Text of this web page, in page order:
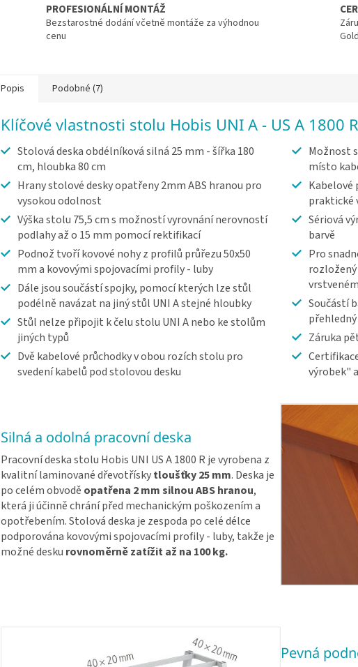
PROFESIONÁLNÍ MONTÁŽ
Bezstarostné dodání včetně montáže za výhodnou
cenu
Popis Podobné (7)
Klíčové vlastnosti stolu Hobis UNI A - US A 1800 R
Stolová deska obdélníková silná 25 mm - šířka 180
cm, hloubka 80 cm
Hrany stolové desky opatřeny 2mm ABS hranou pro
vysokou odolnost
Výška stolu 75,5 cm s možností vyrovnání nerovností
podlahy až o 15 mm pomocí rektifikací
Podnož tvoří kovové nohy z profilů průřezu 50x50
mm a kovovými spojovacími profily - luby
Dále jsou součástí spojky, pomocí kterých lze stůl
podélně navázat na jiný stůl UNI A stejné hloubky
Stůl nelze připojit k čelu stolu UNI A nebo ke stolům
jiných typů
Dvě kabelové průchodky v obou rozích stolu pro
svedení kabelů pod stolovou desku
Možnost
místo
Kabelové
praktické
Sériová
barvě
Pro
Součástí
Záruka
výrobek"
Silná a odolná pracovní deska
Pracovní deska stolu Hobis UNI US A 1800 R je vyrobena z
kvalitní laminované dřevotřískytloušťky 25 mm. Deska je
po celém obvodě opatřena 2 mm silnou ABS hranou,
která ji účinně chrání před mechanickým poškozením a
opotřebením. Stolová deska je zespoda po celé délce
podporována kovovými spojovacími profily - luby, takže je
možné desku rovnoměrně zatížit až na 100 kg.
Pevná